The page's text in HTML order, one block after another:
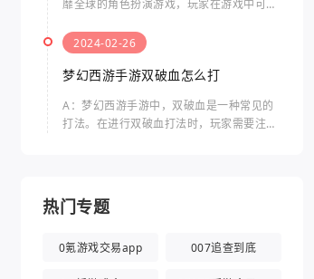
靡全球的角色扮演游戏，玩家在游戏中可以
法。而“口袋”指的是游戏中的一个特殊功
能，可以帮助玩家在游戏
2024-02-26
梦幻西游手游双破血怎么打
A：梦幻西游手游中，双破血是一种常见的
打法。在进行双破血打法时，玩家需要注意
热门专题
0氪游戏交易app 007追查到底